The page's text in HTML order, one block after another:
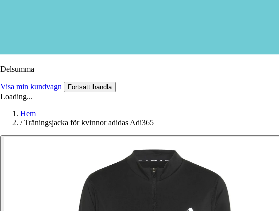
Delsumma
Visa min kundvagn Fortsätt handla
Loading...
Hem
/ Träningsjacka för kvinnor adidas Adi365